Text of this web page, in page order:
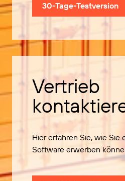
30-Tage-Testversion
Vertrieb
Hier erfahren Sie, wie Sie
Software erwerben